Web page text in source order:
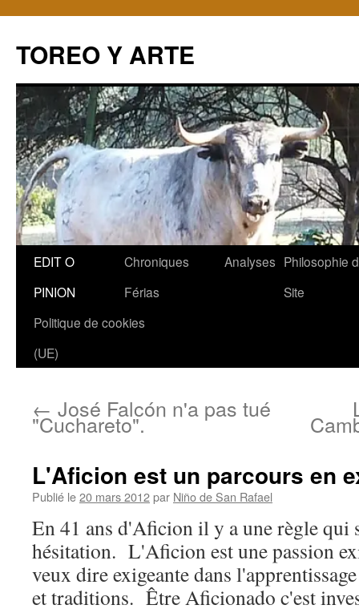
TOREO Y ARTE
Aller
contenu
EDIT O
PINION
Chroniques
Férias
Analyses Philosophie
Site
Politique de cookies
(UE)
← José Falcón n'a pas tué
"Cuchareto".
L'Aficion est un parcours en
Publié le20 mars 2012par Niño de San Rafael
En 41 ans d'Aficion il y a une règle qui
hésitation. L'Aficion est une passion
veux dire exigeante dans
et traditions. Être Aficionado c'est